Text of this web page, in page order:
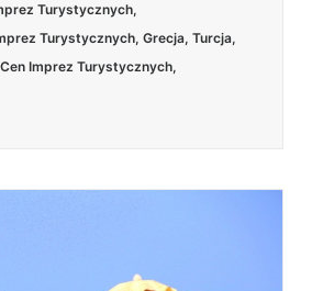
Turystycznych,
Turystycznych, Grecja, Turcja,
Imprez Turystycznych,